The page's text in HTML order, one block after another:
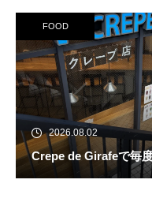
FOOD
2026.08.02
Crepe de Girafeで毎